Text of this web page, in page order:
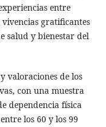
entre
vivencias gratificantes
salud y bienestar del
valoraciones de los
con una muestra
dependencia física
los 60 y los 99